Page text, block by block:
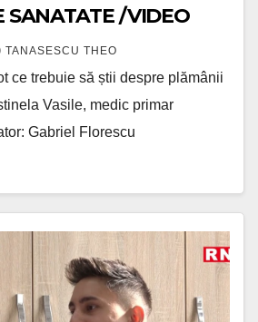
SANATATE /VIDEO
TANASESCU THEO
ce trebuie să știi despre plămânii
Vasile, medic primar
Gabriel Florescu